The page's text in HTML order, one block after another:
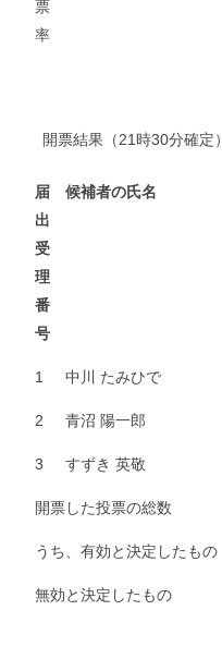
票
率
開票結果（21時30分確定）
届
出
受
理
番
号
候補者の氏名
1 中川 たみひで
2 青沼 陽一郎
3 すずき 英敬
開票した投票の総数
うち、有効と決定したもの
無効と決定したもの